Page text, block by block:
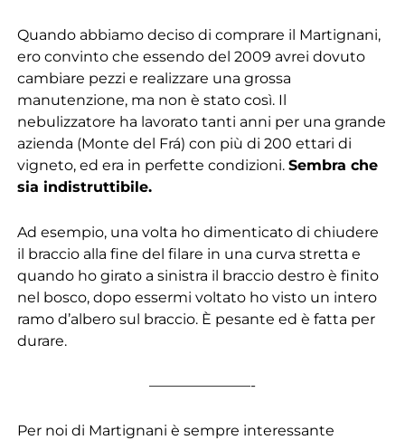
Quando abbiamo deciso di comprare il Martignani,
ero convinto che essendo del 2009 avrei dovuto
cambiare pezzi e realizzare una grossa
manutenzione, ma non è stato così. Il
nebulizzatore ha lavorato tanti anni per una grande
azienda (Monte del Frá) con più di 200 ettari di
vigneto, ed era in perfette condizioni. Sembra che
sia indistruttibile.
Ad esempio, una volta ho dimenticato di chiudere
il braccio alla fine del filare in una curva stretta e
quando ho girato a sinistra il braccio destro è finito
nel bosco, dopo essermi voltato ho visto un intero
ramo d’albero sul braccio. È pesante ed è fatta per
durare.
———————-
Per noi di Martignani è sempre interessante